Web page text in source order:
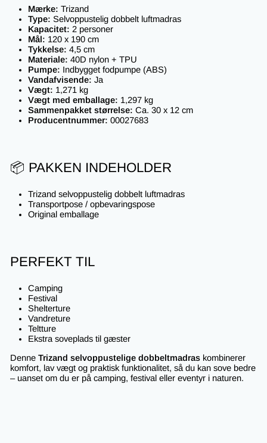
Mærke: Trizand
Type: Selvoppustelig dobbelt luftmadras
Kapacitet: 2 personer
Mål: 120 x 190 cm
Tykkelse: 4,5 cm
Materiale: 40D nylon + TPU
Pumpe: Indbygget fodpumpe (ABS)
Vandafvisende: Ja
Vægt: 1,271 kg
Vægt med emballage: 1,297 kg
Sammenpakket størrelse: Ca. 30 x 12 cm
Producentnummer: 00027683
📦 PAKKEN INDEHOLDER
Trizand selvoppustelig dobbelt luftmadras
Transportpose / opbevaringspose
Original emballage
PERFEKT TIL
Camping
Festival
Shelterture
Vandreture
Teltture
Ekstra soveplads til gæster
Denne Trizand selvoppustelige dobbeltmadras kombinerer
komfort, lav vægt og praktisk funktionalitet, så du kan sove bedre
– uanset om du er på camping, festival eller eventyr i naturen.